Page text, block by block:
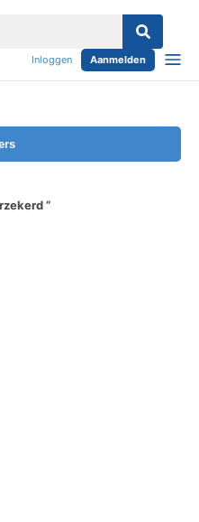
Inloggen Aanmelden